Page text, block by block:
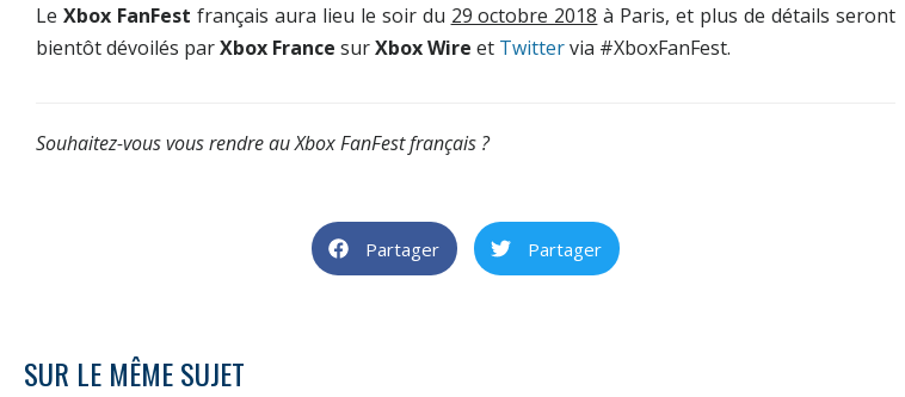
Le Xbox FanFest français aura lieu le soir du 29 octobre 2018 à Paris, et plus de détails seront
bientôt dévoilés parXbox France surXbox Wire et Twittervia #XboxFanFest.
Souhaitez-vous vous rendre au Xbox FanFest français ?
Partager Partager
SUR LE MÊME SUJET